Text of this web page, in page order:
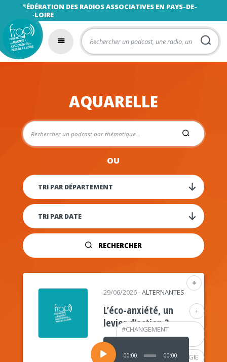
FÉDÉRATION DES RADIOS ASSOCIATIVES EN PAYS-DE-
LA-LOIRE
AQUARELLE
OU
RECHERCHER
+
+
#CHANGEMENT
CLIMATIQUE
#PSYCHOLOGIE
29/06/2026-ALTERNANTES
L’éco-anxiété, un
levier d’action ?
Lecteur
audio
00:00 00:00